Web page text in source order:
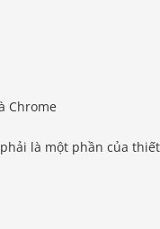
Chrome
là một phần của